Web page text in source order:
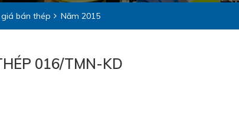
giá bán thép Năm 2015
016/TMN-KD